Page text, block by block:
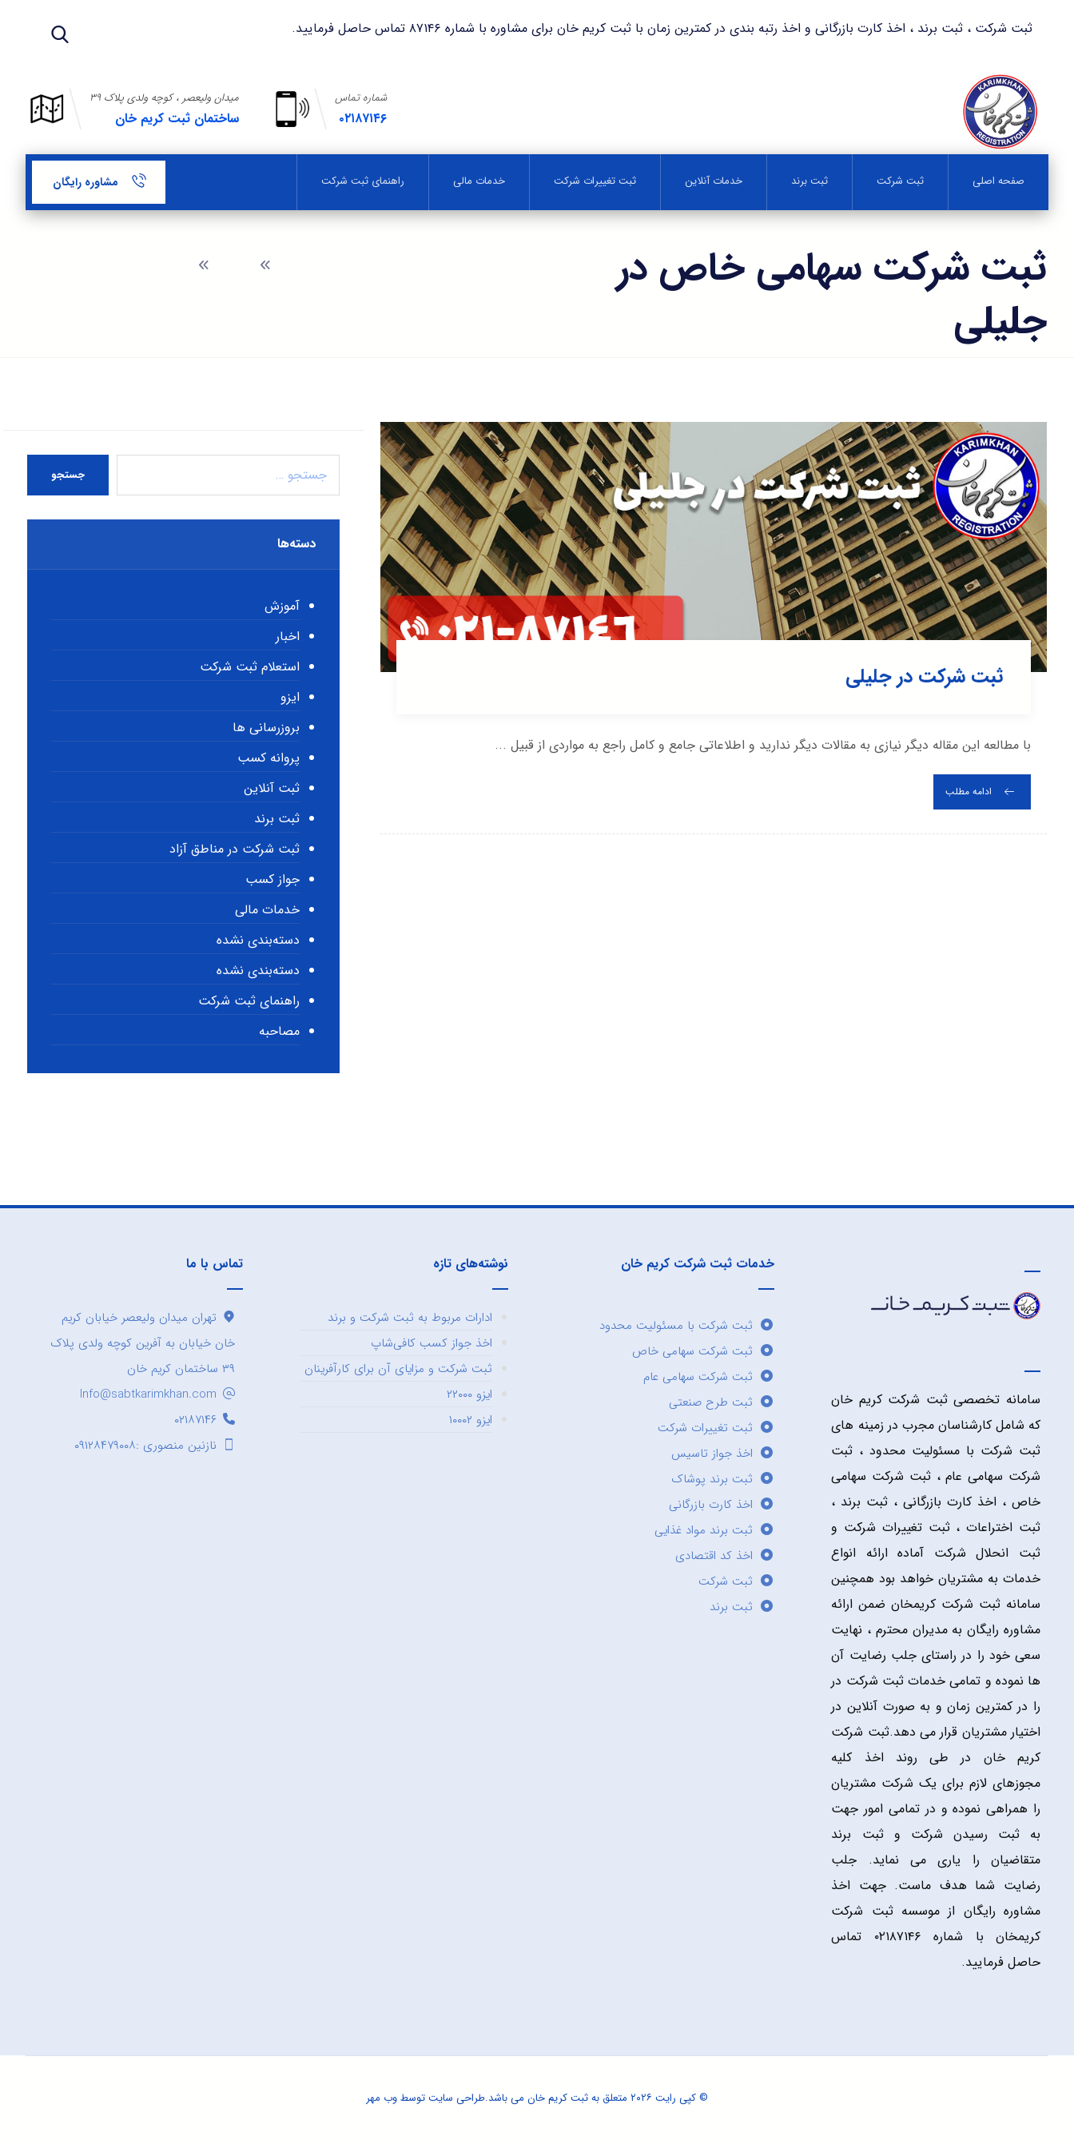
ثبت شرکت ، ثبت برند ، اخذ کارت بازرگانی و اخذ رتبه بندی در کمترین زمان با ثبت کریم خان برای مشاوره با شماره ۸۷۱۴۶ تماس حاصل فرمایید.
میدان ولیعصر ، کوچه ولدی پلاک ۳۹
ساختمان ثبت کریم خان
شماره تماس
۰۲۱۸۷۱۴۶
صفحه اصلی ثبت شرکت ثبت برند خدمات آنلاین ثبت تغییرات شرکت خدمات مالی راهنمای ثبت شرکت مشاوره رایگان
ثبت شرکت سهامی خاص در
جلیلی
ثبت شرکت در جلیلی
با مطالعه این مقاله دیگر نیازی به مقالات دیگر ندارید و اطلاعاتی جامع و کامل راجع به مواردی از قبیل ...
ادامه مطلب
جستجو
دسته‌ها
آموزش
اخبار
استعلام ثبت شرکت
ایزو
بروزرسانی ها
پروانه کسب
ثبت آنلاین
ثبت برند
ثبت شرکت در مناطق آزاد
جواز کسب
خدمات مالی
دسته‌بندی نشده
دسته‌بندی نشده
راهنمای ثبت شرکت
مصاحبه
سامانه تخصصی ثبت شرکت کریم خان
که شامل کارشناسان مجرب در زمینه های
ثبت شرکت با مسئولیت محدود ، ثبت
شرکت سهامی عام ، ثبت شرکت سهامی
خاص ، اخذ کارت بازرگانی ، ثبت برند ،
ثبت اختراعات ، ثبت تغییرات شرکت و
ثبت انحلال شرکت آماده ارائه انواع
خدمات به مشتریان خواهد بود همچنین
سامانه ثبت شرکت کریمخان ضمن ارائه
مشاوره رایگان به مدیران محترم ، نهایت
سعی خود را در راستای جلب رضایت آن
ها نموده و تمامی خدمات ثبت شرکت در
را در کمترین زمان و به صورت آنلاین در
اختیار مشتریان قرار می دهد.ثبت شرکت
کریم خان در طی روند اخذ کلیه
مجوزهای لازم برای یک شرکت مشتریان
را همراهی نموده و در تمامی امور جهت
به ثبت رسیدن شرکت و ثبت برند
متقاضیان را یاری می نماید. جلب
رضایت شما هدف ماست. جهت اخذ
مشاوره رایگان از موسسه ثبت شرکت
کریمخان با شماره ۰۲۱۸۷۱۴۶ تماس
حاصل فرمایید.
خدمات ثبت شرکت کریم خان
ثبت شرکت با مسئولیت محدود
ثبت شرکت سهامی خاص
ثبت شرکت سهامی عام
ثبت طرح صنعتی
ثبت تغییرات شرکت
اخذ جواز تاسیس
ثبت برند پوشاک
اخذ کارت بازرگانی
ثبت برند مواد غذایی
اخذ کد اقتصادی
ثبت شرکت
ثبت برند
نوشته‌های تازه
ادارات مربوط به ثبت شرکت و برند
اخذ جواز کسب کافی‌شاپ
ثبت شرکت و مزایای آن برای کارآفرینان
ایزو ۲۲۰۰۰
ایزو ۱۰۰۰۲
تماس با ما
تهران میدان ولیعصر خیابان کریم
خان خیابان به آفرین کوچه ولدی پلاک
۳۹ ساختمان کریم خان
Info@sabtkarimkhan.com
۰۲۱۸۷۱۴۶
نازنین منصوری :۰۹۱۲۸۴۷۹۰۰۸
© کپی رایت ۲۰۲۶ متعلق به ثبت کریم خان می باشد. طراحی سایتتوسط وب مهر